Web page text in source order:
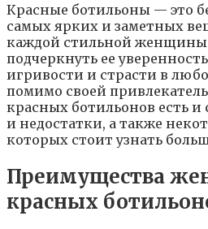
Красные ботильоны — это
самых ярких и заметных
каждой стильной
подчеркнуть ее
игривости и страсти в
помимо своей
красных ботильонов есть
и недостатки, а также
которых стоит узнать
Преимущества
красных